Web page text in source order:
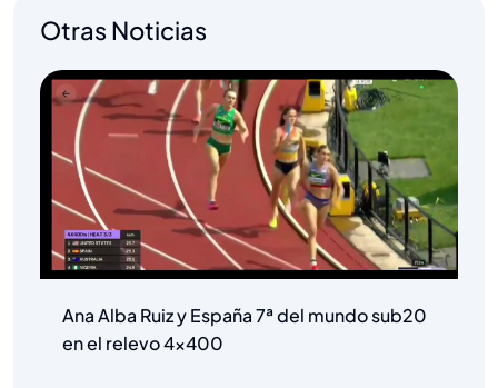
Otras Noticias
Ana Alba Ruiz y España 7ª del mundo sub20
en el relevo 4×400